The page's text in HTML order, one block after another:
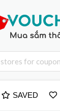
SAVED